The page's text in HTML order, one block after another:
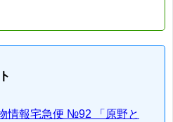
情報宅急便 №92 「原野と